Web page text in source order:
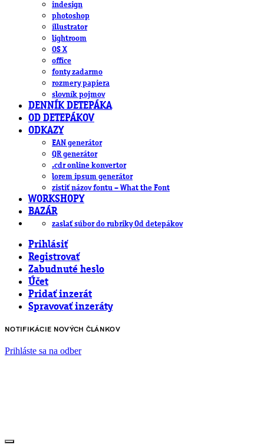
indesign
photoshop
illustrator
lightroom
OS X
office
fonty zadarmo
rozmery papiera
slovník pojmov
DENNÍK DETEPÁKA
OD DETEPÁKOV
ODKAZY
EAN generátor
QR generátor
.cdr online konvertor
lorem ipsum generátor
zistiť názov fontu – What the Font
WORKSHOPY
BAZÁR
zaslať súbor do rubriky Od detepákov
Prihlásiť
Registrovať
Zabudnuté heslo
Účet
Pridať inzerát
Spravovať inzeráty
NOTIFIKÁCIE NOVÝCH ČLÁNKOV
Prihláste sa na odber